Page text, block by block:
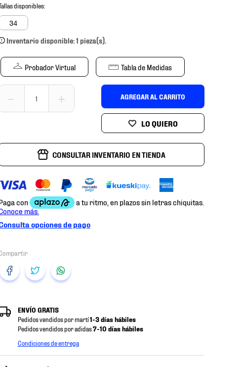
34
Inventario disponible: 1 pieza(s).
Probador Virtual Tabla de Medidas
＋
－ AGREGAR AL CARRITO
CONSULTAR INVENTARIO EN TIENDA
opciones de pago
ENVÍO GRATIS
Pedidos vendidos por martí1-3 días hábiles
Pedidos vendidos por adidas7-10 días hábiles
Condiciones de entrega